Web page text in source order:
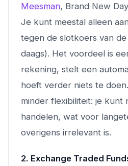
Meesman, Brand New
Je kunt meestal alleen
tegen de slotkoers van de
daags). Het voordeel is
rekening, stelt een
hoeft verder niets te
minder flexibiliteit: je kunt
handelen, wat voor
overigens irrelevant is.
2. Exchange Traded